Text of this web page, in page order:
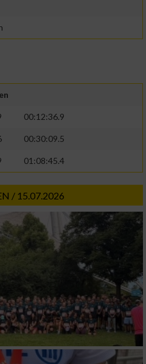
00:12:36.9
00:30:09.5
01:08:45.4
/ 15.07.2026